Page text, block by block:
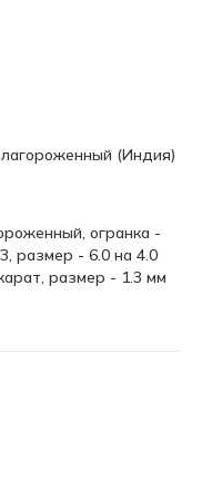
(Индия)
огранка -
размер - 6.0 на 4.0
размер - 1.3 мм